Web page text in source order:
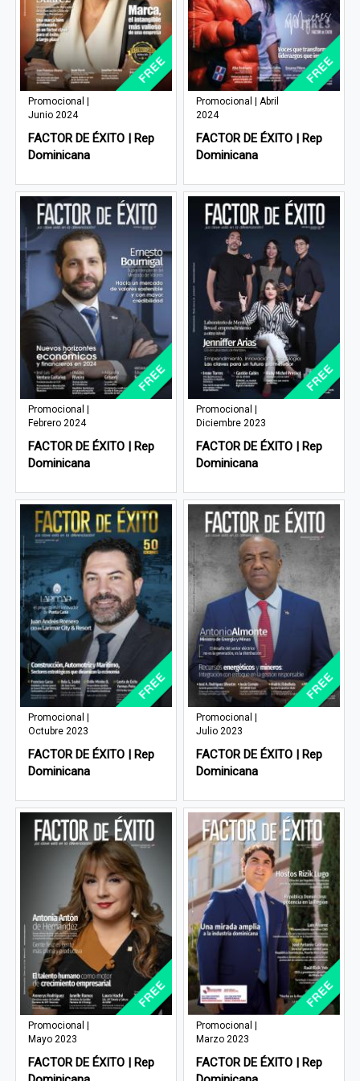
Promocional |
Junio 2024
FACTOR DE ÉXITO | Rep
Dominicana
Promocional | Abril
2024
FACTOR DE ÉXITO | Rep
Dominicana
Promocional |
Febrero 2024
FACTOR DE ÉXITO | Rep
Dominicana
Promocional |
Diciembre 2023
FACTOR DE ÉXITO | Rep
Dominicana
Promocional |
Octubre 2023
FACTOR DE ÉXITO | Rep
Dominicana
Promocional |
Julio 2023
FACTOR DE ÉXITO | Rep
Dominicana
Promocional |
Mayo 2023
FACTOR DE ÉXITO | Rep
Promocional |
Marzo 2023
FACTOR DE ÉXITO | Rep